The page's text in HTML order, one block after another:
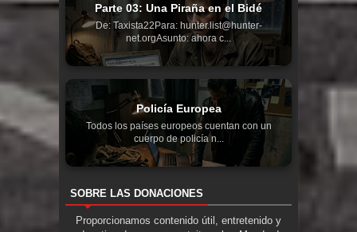
Parte 03: Una Piraña en el Bidé
De: Taxista22Para: hunter.list@hunter-
net.orgAsunto: ahora c...
Policía Europea
Todos los países europeos cuentan con un
cuerpo de policía n...
SOBRE LAS DONACIONES
Proporcionamos contenido útil, entretenido y